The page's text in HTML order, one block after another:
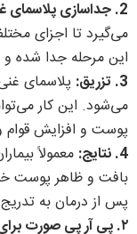
2. جداسازی پلاسمای غنی از پلاکت:
می‌گیرد تا اجزای
این مرحله جدا شده و
3. تزریق:
پلاسمای
می‌شود. این کار
پوست و افزایش
4. نتایج:
معمولاً
بافت و ظاهر پوست
پس از درمان به
۲. پی آر پی صورت برای جای جوش – پی آر پی برای لک صورت